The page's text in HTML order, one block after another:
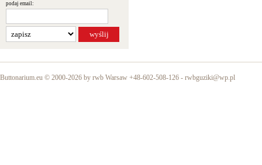
podaj email:
Buttonarium.eu © 2000-2026 by rwb Warsaw +48-602-508-126 - rwbguziki@wp.pl